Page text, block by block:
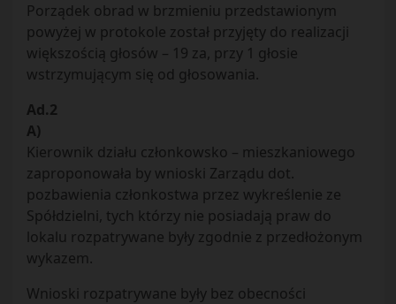
Porządek obrad w brzmieniu przedstawionym
powyżej w protokole został przyjęty do realizacji
większością głosów – 19 za, przy 1 głosie
wstrzymującym się od głosowania.
Ad.2
A)
Kierownik działu członkowsko – mieszkaniowego
zaproponowała by wnioski Zarządu dot.
pozbawienia członkostwa przez wykreślenie ze
Spółdzielni, tych którzy nie posiadają praw do
lokalu rozpatrywane były zgodnie z przedłożonym
wykazem.
Wnioski rozpatrywane były bez obecności